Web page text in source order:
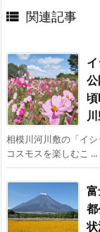
 関連記事
相模川河川敷の「イ
コスモスを楽しむこ ...